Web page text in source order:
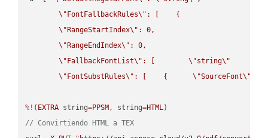
\" FontFallbackRules\" : [    {
\" RangeStartIndex\" : 0,
\" RangeEndIndex\" : 0,
\" FallbackFontList\" : [ \"string\"
\" FontSubstRules\" : [    { \"SourceFont\"
%! ( EXTRA string=PPSM , string=HTML
// Convirtiendo HTML a TEX